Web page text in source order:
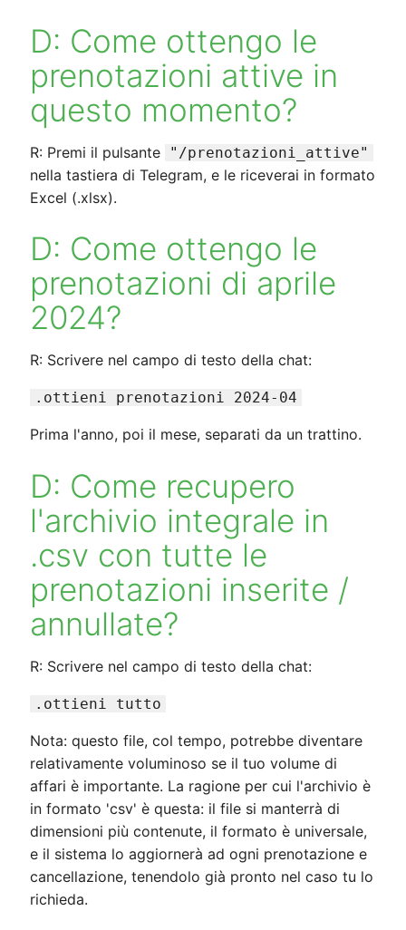
D: Come ottengo le
prenotazioni attive in
questo momento?
R: Premi il pulsante "/prenotazioni_attive"
nella tastiera di Telegram, e le riceverai in formato
Excel (.xlsx).
D: Come ottengo le
prenotazioni di aprile
2024?
R: Scrivere nel campo di testo della chat:
.ottieni prenotazioni 2024-04
Prima l'anno, poi il mese, separati da un trattino.
D: Come recupero
l'archivio integrale in
.csv con tutte le
prenotazioni inserite /
annullate?
R: Scrivere nel campo di testo della chat:
.ottieni tutto
Nota: questo file, col tempo, potrebbe diventare
relativamente voluminoso se il tuo volume di
affari è importante. La ragione per cui l'archivio è
in formato 'csv' è questa: il file si manterrà di
dimensioni più contenute, il formato è universale,
e il sistema lo aggiornerà ad ogni prenotazione e
cancellazione, tenendolo già pronto nel caso tu lo
richieda.